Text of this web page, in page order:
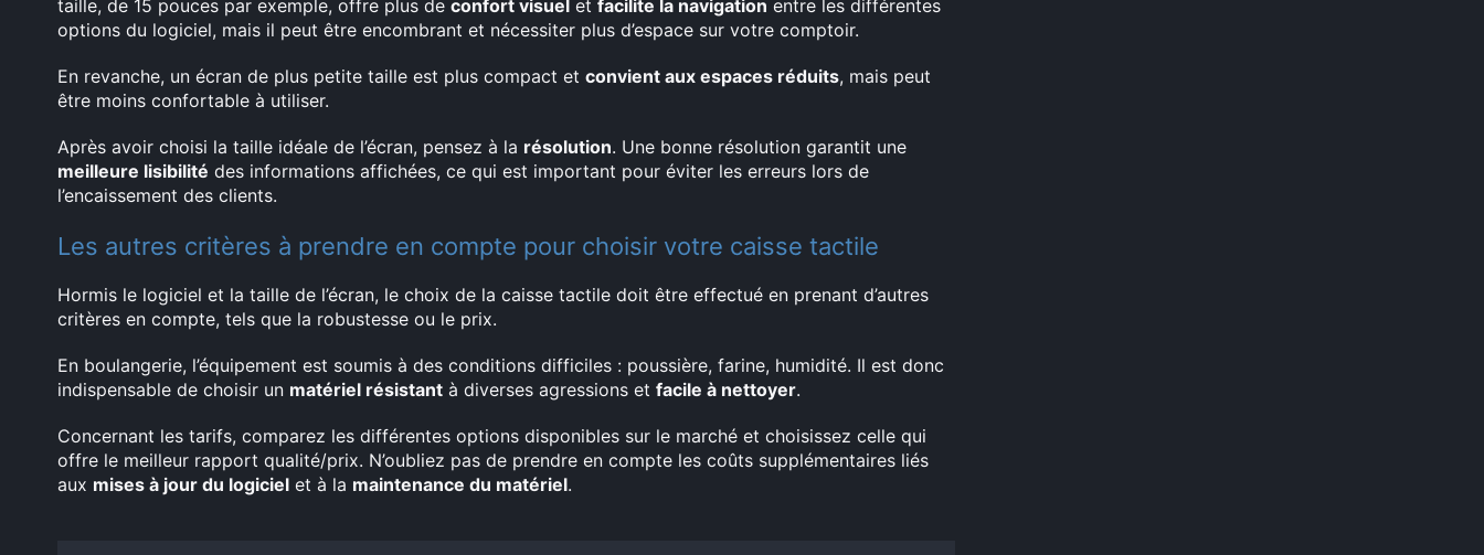
taille, de 15 pouces par exemple, offre plus de confort visuel et facilite la navigation entre les différentes
options du logiciel, mais il peut être encombrant et nécessiter plus d’espace sur votre comptoir.
En revanche, un écran de plus petite taille est plus compact et convient aux espaces réduits, mais peut
être moins confortable à utiliser.
Après avoir choisi la taille idéale de l’écran, pensez à la résolution. Une bonne résolution garantit une
meilleure lisibilité des informations affichées, ce qui est important pour éviter les erreurs lors de
l’encaissement des clients.
Les autres critères à prendre en compte pour choisir votre caisse tactile
Hormis le logiciel et la taille de l’écran, le choix de la caisse tactile doit être effectué en prenant d’autres
critères en compte, tels que la robustesse ou le prix.
En boulangerie, l’équipement est soumis à des conditions difficiles : poussière, farine, humidité. Il est donc
indispensable de choisir un matériel résistant à diverses agressions et facile à nettoyer.
Concernant les tarifs, comparez les différentes options disponibles sur le marché et choisissez celle qui
offre le meilleur rapport qualité/prix. N’oubliez pas de prendre en compte les coûts supplémentaires liés
aux mises à jour du logiciel et à la maintenance du matériel.